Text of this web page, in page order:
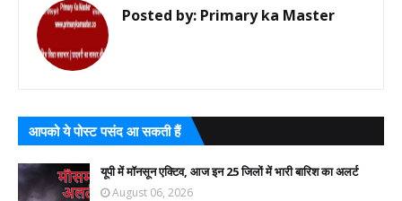
Posted by: Primary ka Master
आपको ये पोस्ट पसंद आ सकती हैं
यूपी में मॉनसून एक्टिव, आज इन 25 जिलों में भारी बारिश का अलर्ट
August 06, 2026